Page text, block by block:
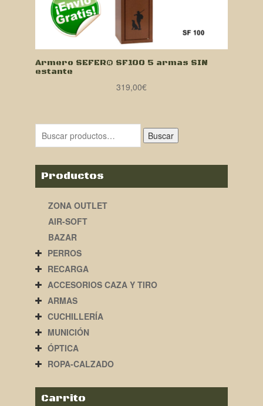
Armero SEFER® SF100 5 armas SIN
estante
319,00€
Buscar
Productos
ZONA OUTLET
AIR-SOFT
BAZAR
PERROS
RECARGA
ACCESORIOS CAZA Y TIRO
ARMAS
CUCHILLERÍA
MUNICIÓN
ÓPTICA
ROPA-CALZADO
Carrito